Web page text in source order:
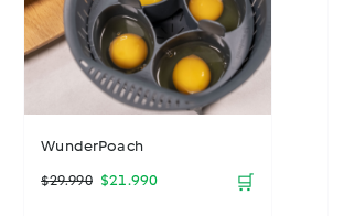
WunderPoach
$29.990 El
$21.990El 🛒